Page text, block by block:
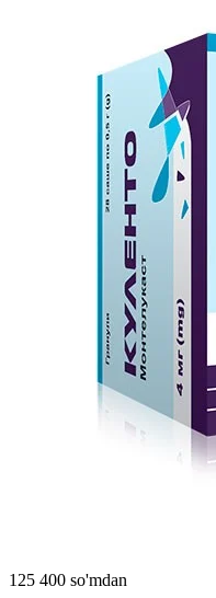
125 400 so'mdan